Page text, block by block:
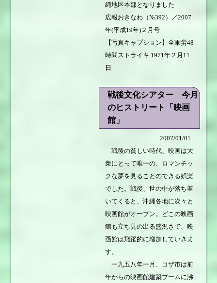
縄地区本部となりました
広報おきなわ（№392）／2007
年(平成19年)２月号
【写真キャプション】全軍労48
時間ストライキ 1971年２月11
日
戦後文化シアター 今月
のヒストリート「映画
館」
2007/01/01
戦後の貧しい時代、映画は大
衆にとって唯一の、ロマンチッ
クな夢を見ることのできる娯楽
でした。戦後、世の中が落ち着
いてくると、沖縄各地に次々と
映画館がオープン。どこの映画
館も立ち見の出る盛況さで、映
画館は飛躍的に増加していきま
す。
一九五八年一月、コザ市は前
年からの映画館建築ブームに沸